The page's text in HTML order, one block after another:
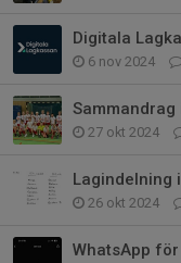
Digitala
6 nov 2024
27 okt 2024
Lagindelning
26 okt 2024
WhatsApp